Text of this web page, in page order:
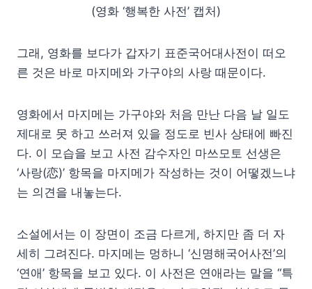
(영화 ‘행복한 사전’ 캡처)
그래, 영화를 보다가 갑자기 표준국어대사전이 떠오
른 것은 바로 마지메와 가구야의 사랑 때문이다.
영화에서 마지메는 가구야와 처음 만난 다음 날 일도
제대로 못 하고 쓰러져 있을 정도로 빈사 상태에 빠진
다. 이 모습을 보고 사전 감수자인 마쓰모토 선생은
‘사랑(恋)’ 항목을 마지메가 작성하는 것이 어떻겠느냐
는 의견을 내놓는다.
소설에서는 이 장면이 조금 다르게, 하지만 좀 더 자
세히 그려진다. 마지메는 멍하니 ‘신명해국어사전’의
‘연애’ 항목을 보고 있다. 이 사전은 연애라는 말을 “특